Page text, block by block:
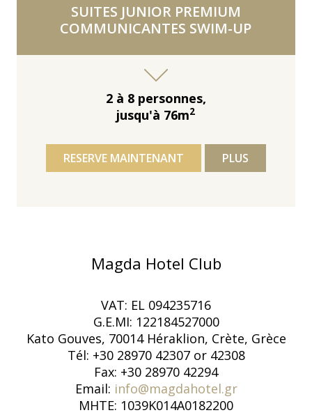
SUITES JUNIOR PREMIUM
COMMUNICANTES SWIM-UP
2 à 8 personnes,
jusqu'à 76m2
RESERVE MAINTENANT PLUS
Magda Hotel Club
VAT: EL 094235716
G.E.MI: 122184527000
Kato Gouves, 70014 Héraklion, Crète, Grèce
Tél: +30 28970 42307 or 42308
Fax: +30 28970 42294
Email: info@magdahotel.gr
MHTE: 1039K014A0182200